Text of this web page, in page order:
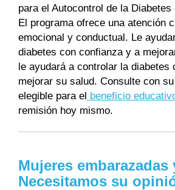
para el Autocontrol de la Diabetes
El programa ofrece una atención
emocional y conductual. Le
diabetes con confianza y a
le ayudará a controlar la diabetes
mejorar su salud. Consulte con
elegible para el beneficio
remisión hoy mismo.
Mujeres embarazadas
Necesitamos su